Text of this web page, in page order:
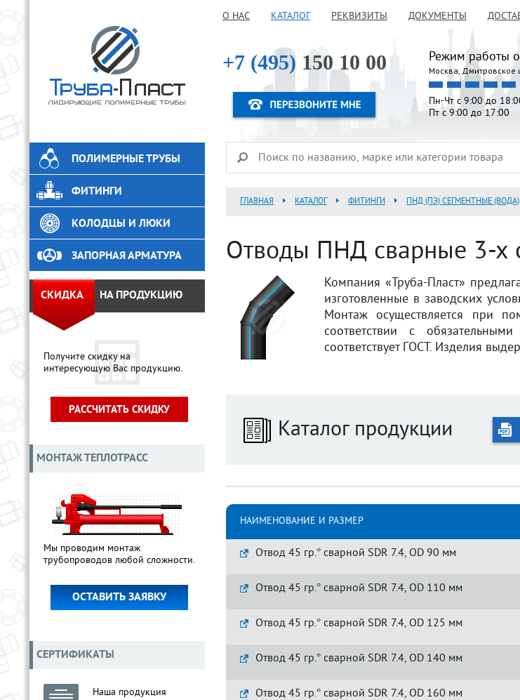
О НАС КАТАЛОГ РЕКВИЗИТЫ ДОКУМЕНТЫ
+7 (495) 150 10 00 Режим работы
Москва, Дмитровское
Пн-Чт с 9:00 до
Пт с 9:00 до 17:00
ГЛАВНАЯ КАТАЛОГ ФИТИНГИ ПНД (ПЭ) СЕГМЕНТНЫЕ (ВОДА)
Отводы ПНД сварные 3-х
Компания «Труба-Пласт»
изготовленные в заводских
Монтаж осуществляется при
соответствии с
соответствует ГОСТ. Изделия
Каталог продукции
НАИМЕНОВАНИЕ И РАЗМЕР
Отвод 45 гр.° сварной SDR 7.4, OD 90 мм
Отвод 45 гр.° сварной SDR 7.4, OD 110 мм
Отвод 45 гр.° сварной SDR 7.4, OD 125 мм
Отвод 45 гр.° сварной SDR 7.4, OD 140 мм
Отвод 45 гр.° сварной SDR 7.4, OD 160 мм
ПОЛИМЕРНЫЕ ТРУБЫ
ФИТИНГИ
КОЛОДЦЫ И ЛЮКИ
ЗАПОРНАЯ АРМАТУРА
Получите скидку на
интересующую Вас продукцию.
СКИДКА НА ПРОДУКЦИЮ
РАССЧИТАТЬ СКИДКУ
МОНТАЖ ТЕПЛОТРАСС
Мы проводим монтаж
трубопроводов любой сложности.
ОСТАВИТЬ ЗАЯВКУ
СЕРТИФИКАТЫ
Наша продукция